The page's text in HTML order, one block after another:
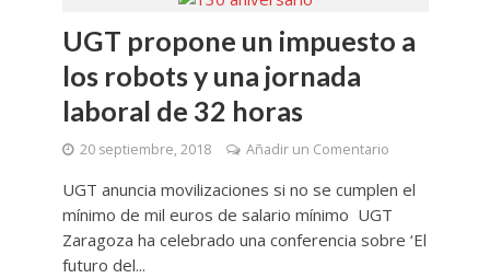
UGT propone un impuesto a
los robots y una jornada
laboral de 32 horas
20 septiembre, 2018 Añadir un Comentario
UGT anuncia movilizaciones si no se cumplen el
mínimo de mil euros de salario mínimo UGT
Zaragoza ha celebrado una conferencia sobre ‘El
futuro del...